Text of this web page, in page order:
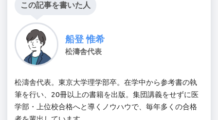
この記事を書いた人
船登 惟希
松濤舎代表
松濤舎代表。東京大学理学部卒。在学中から参考書の執
筆を行い、20冊以上の書籍を出版。集団講義をせずに医
学部・上位校合格へと導くノウハウで、毎年多くの合格